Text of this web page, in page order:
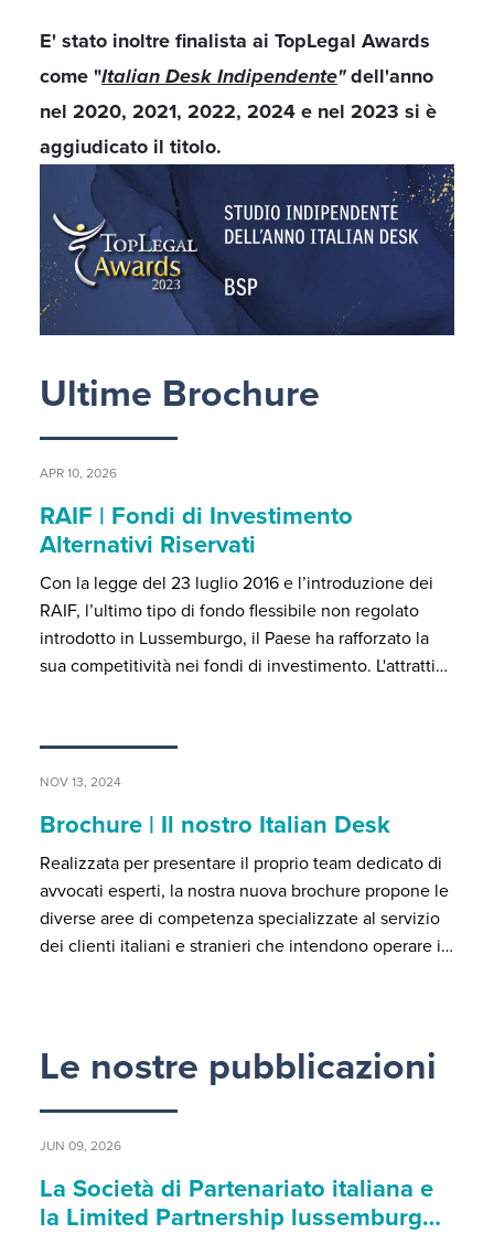
E' stato inoltre finalista ai TopLegal Awards
come "Italian Desk Indipendente"dell'anno
nel 2020, 2021, 2022, 2024 e nel 2023 si è
aggiudicato il titolo.
Ultime Brochure
APR 10, 2026
RAIF | Fondi di Investimento
Alternativi Riservati
Con la legge del 23 luglio 2016 e l’introduzione dei
RAIF, l’ultimo tipo di fondo flessibile non regolato
introdotto in Lussemburgo, il Paese ha rafforzato la
sua competitività nei fondi di investimento. L'attratti…
NOV 13, 2024
Brochure | Il nostro Italian Desk
Realizzata per presentare il proprio team dedicato di
avvocati esperti, la nostra nuova brochure propone le
diverse aree di competenza specializzate al servizio
dei clienti italiani e stranieri che intendono operare i…
Le nostre pubblicazioni
JUN 09, 2026
La Società di Partenariato italiana e
la Limited Partnership lussemburg…